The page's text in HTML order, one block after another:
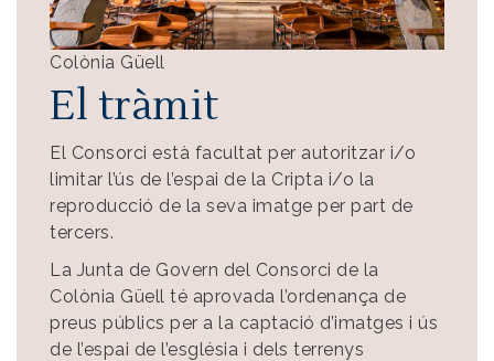
Colònia Güell
El tràmit
El Consorci està facultat per autoritzar i/o
limitar l’ús de l’espai de la Cripta i/o la
reproducció de la seva imatge per part de
tercers.
La Junta de Govern del Consorci de la
Colònia Güell té aprovada l’ordenança de
preus públics per a la captació d’imatges i ús
de l’espai de l’església i dels terrenys